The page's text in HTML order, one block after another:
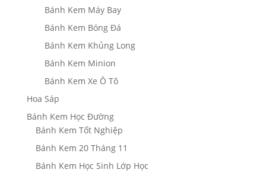
Bánh Kem Máy Bay
Bánh Kem Bóng Đá
Bánh Kem Khủng Long
Bánh Kem Minion
Bánh Kem Xe Ô Tô
Hoa Sáp
Bánh Kem Học Đường
Bánh Kem Tốt Nghiệp
Bánh Kem 20 Tháng 11
Bánh Kem Học Sinh Lớp Học